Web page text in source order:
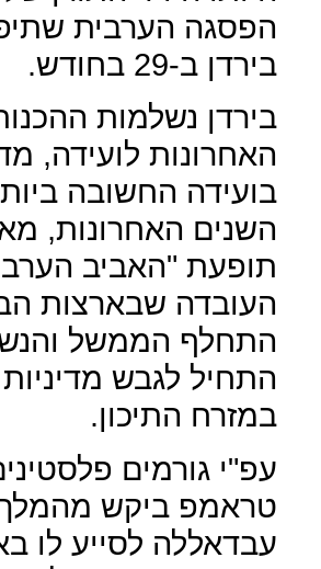
הפסגה הערבית
בירדן ב-29 בחודש.
בירדן נשלמות
האחרונות לועידה,
בועידה החשובה
השנים האחרונות,
תופעת "האביב
העובדה שבארצות
התחלף הממשל
התחיל לגבש
במזרח התיכון.
עפ"י גורמים
טראמפ ביקש
עבדאללה לסייע לו